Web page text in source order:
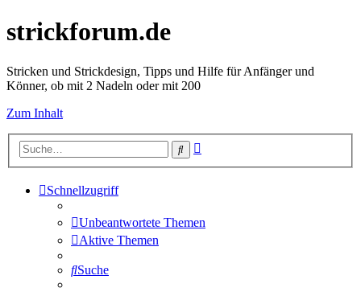
strickforum.de
Stricken und Strickdesign, Tipps und Hilfe für Anfänger und
Könner, ob mit 2 Nadeln oder mit 200
Zum Inhalt
Suche
Schnellzugriff
Unbeantwortete Themen
Aktive Themen
Suche